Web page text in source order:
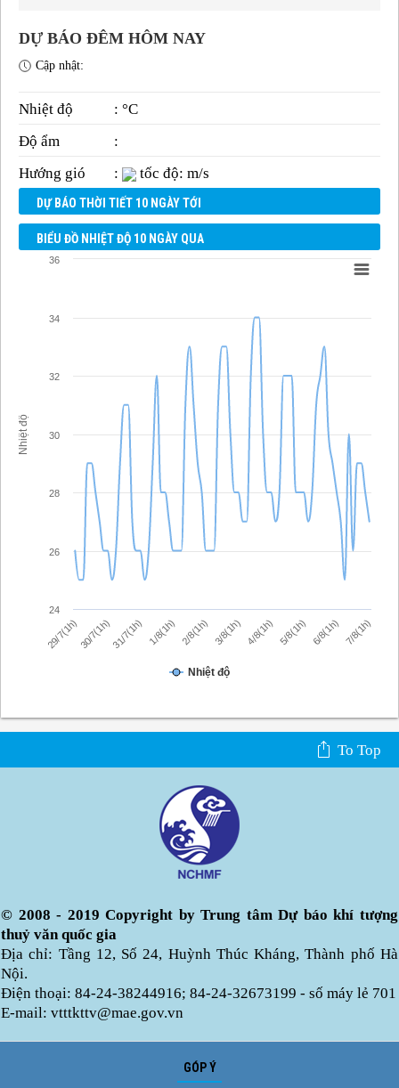
DỰ BÁO ĐÊM HÔM NAY
Cập nhật:
Nhiệt độ
: °C
Độ ẩm
:
Hướng gió
: tốc độ: m/s
DỰ BÁO THỜI TIẾT 10 NGÀY TỚI
BIỂU ĐỒ NHIỆT ĐỘ 10 NGÀY QUA
Nhiệt độ
Nhiệt độ
29/7(1h)30/7(1h)31/7(1h) 1/8(1h) 2/8(1h) 3/8(1h) 4/8(1h) 5/8(1h) 6/8(1h) 7/8(1h)
24
26
28
30
32
34
36
To Top
© 2008 - 2019 Copyright by Trung tâm Dự báo khí tượng
thuỷ văn quốc gia
Địa chỉ: Tầng 12, Số 24, Huỳnh Thúc Kháng, Thành phố Hà
Nội.
Điện thoại: 84-24-38244916; 84-24-32673199 - số máy lẻ 701
E-mail: vtttkttv@mae.gov.vn
GÓP Ý